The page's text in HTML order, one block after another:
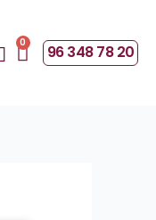
0
Cart96 348 78 20